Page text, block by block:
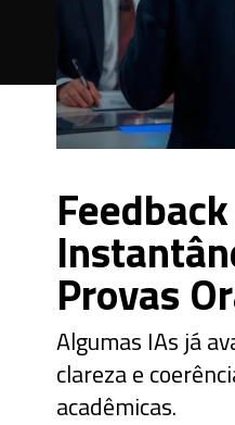
Algumas IAs já
clareza e
acadêmicas.
Feedback
Provas